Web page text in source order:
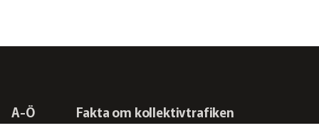
A-Ö Fakta om kollektivtrafiken